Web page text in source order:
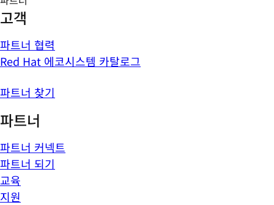
고객
파트너 협력
Red Hat 에코시스템 카탈로그
파트너 찾기
파트너
파트너 커넥트
파트너 되기
교육
지원